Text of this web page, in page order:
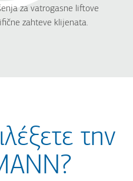
za vatrogasne liftove
zahteve klijenata.
την